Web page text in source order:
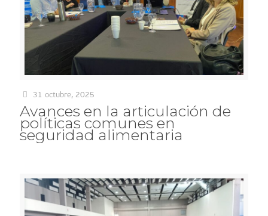
31 octubre, 2025
Avances en la articulación de
políticas comunes en
seguridad alimentaria